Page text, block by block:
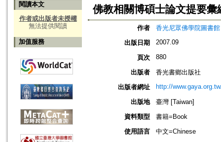
閱讀本文
作者或出版者未授權
無法提供閱讀
加值服務
佛教相關博碩士論文提要
作者
香光尼眾佛學院圖書館
出版日期
2007.09
頁次 880
出版者
香光書鄉出版社
出版者網址
http://
出版地
臺灣 [Taiwan]
資料類型
書籍=Book
使用語言
中文=Chinese